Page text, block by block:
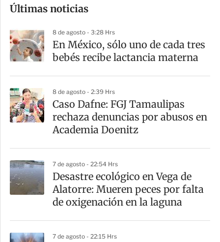
m
a
r
r
Últimas noticias
8 de agosto - 3:28 Hrs
En México, sólo uno de cada tres
bebés recibe lactancia materna
8 de agosto - 2:39 Hrs
Caso Dafne: FGJ Tamaulipas
rechaza denuncias por abusos en
Academia Doenitz
7 de agosto - 22:54 Hrs
Desastre ecológico en Vega de
Alatorre: Mueren peces por falta
de oxigenación en la laguna
7 de agosto - 22:15 Hrs